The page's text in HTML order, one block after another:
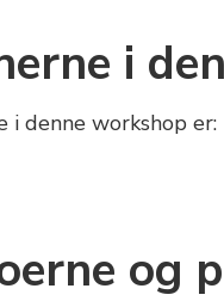
i
i denne workshop er:
og